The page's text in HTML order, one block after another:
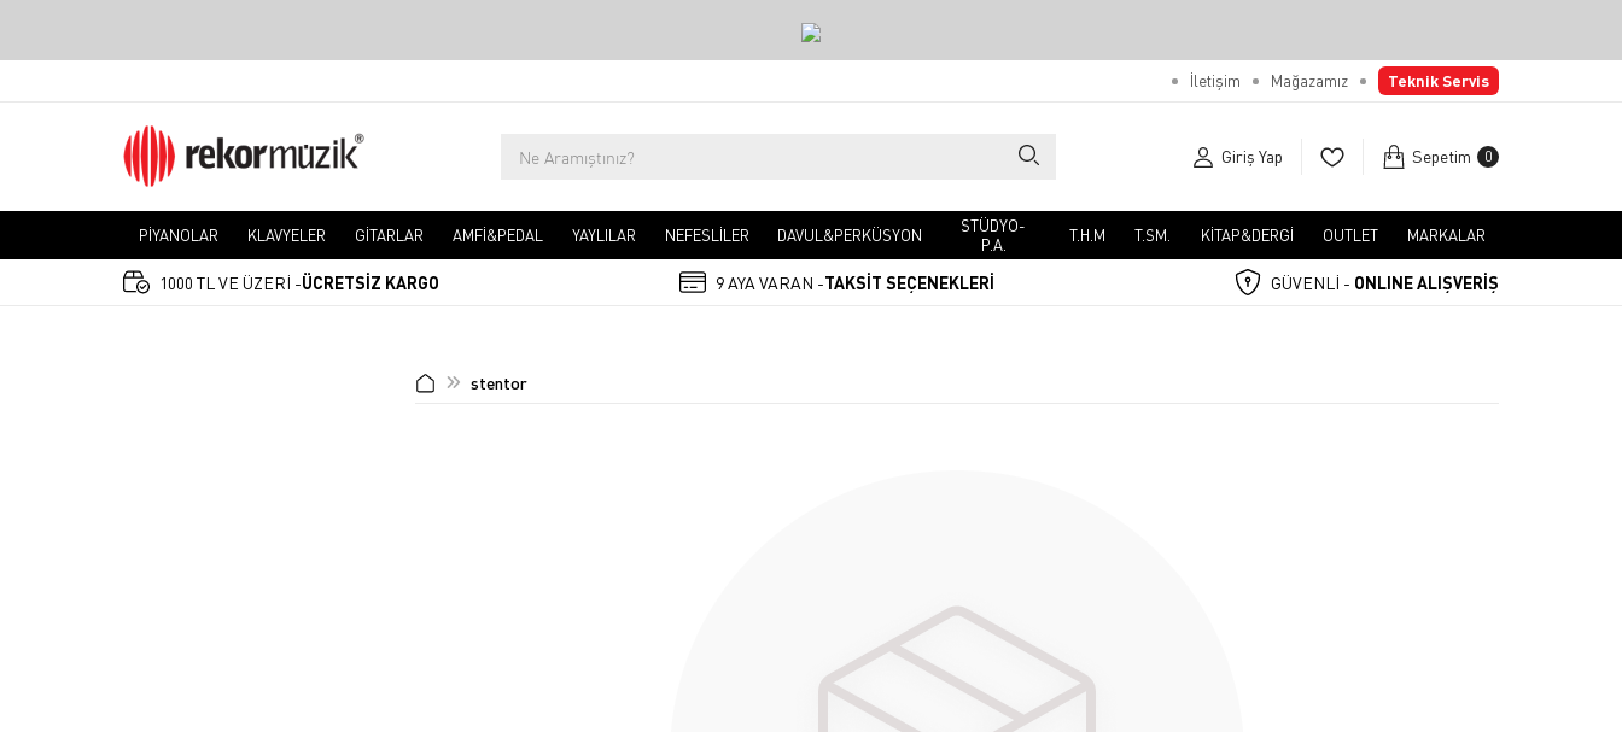
İletişim Mağazamız Teknik Servis
Giriş Yap Sepetim 0
PİYANOLAR KLAVYELER GİTARLAR AMFİ&PEDAL YAYLILAR NEFESLİLER DAVUL&PERKÜSYON
STÜDYO-
P.A.
T.H.M T.SM. KİTAP&DERGİ OUTLET MARKALAR
1000 TL VE ÜZERİ -ÜCRETSİZ KARGO 9 AYA VARAN -TAKSİT SEÇENEKLERİ GÜVENLİ - ONLINE ALIŞVERİŞ
stentor